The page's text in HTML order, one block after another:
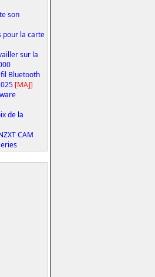
son
pour la carte
sur la
Bluetooth
[MAJ]
de la
CAM